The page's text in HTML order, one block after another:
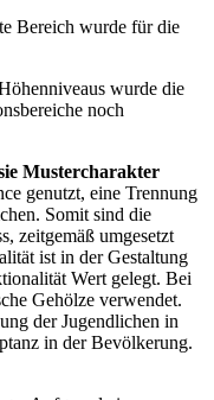
Bereich wurde für die
wurde die
noch
Mustercharakter
genutzt, eine Trennung
Somit sind die
zeitgemäß umgesetzt
ist in der Gestaltung
Wert gelegt. Bei
Gehölze verwendet.
der Jugendlichen in
in der Bevölkerung.